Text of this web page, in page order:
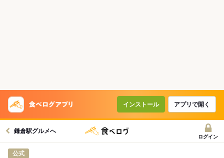
インストール アプリで開く
鎌倉駅グルメへ
ログイン
公式